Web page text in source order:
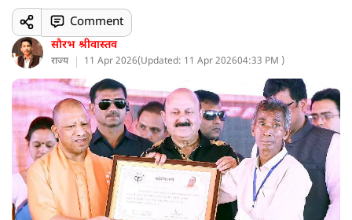
सौरभ श्रीवास्तव
राज्य 11 Apr 2026(Updated: 11 Apr 202604:33 PM )
Comment